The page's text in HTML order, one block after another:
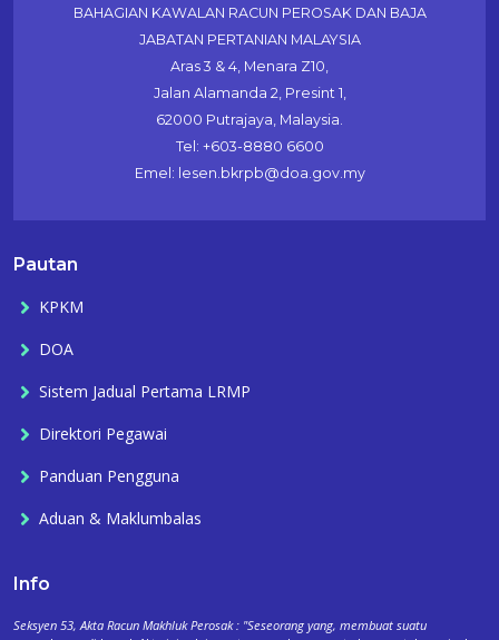
BAHAGIAN KAWALAN RACUN PEROSAK DAN BAJA
JABATAN PERTANIAN MALAYSIA
Aras 3 & 4, Menara Z10,
Jalan Alamanda 2, Presint 1,
62000 Putrajaya, Malaysia.
Tel: +603-8880 6600
Emel: lesen.bkrpb@doa.gov.my
Pautan
KPKM
DOA
Sistem Jadual Pertama LRMP
Direktori Pegawai
Panduan Pengguna
Aduan & Maklumbalas
Info
Seksyen 53, Akta Racun Makhluk Perosak : "Seseorang yang, membuat suatu